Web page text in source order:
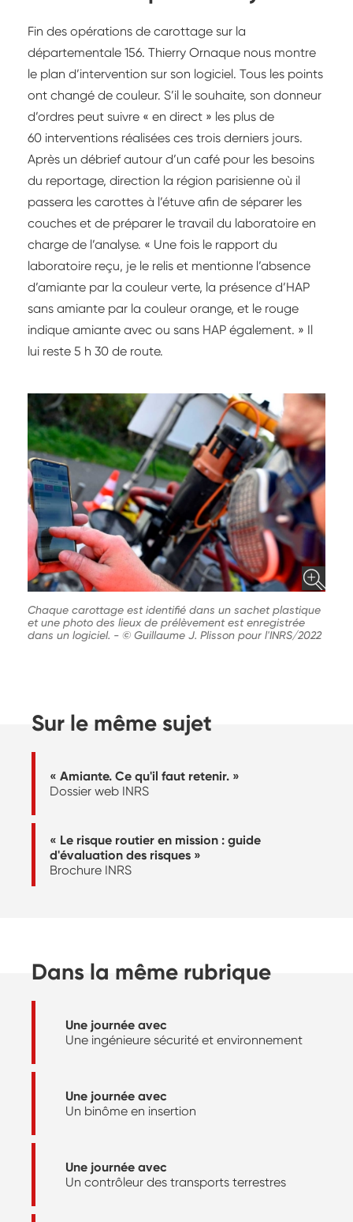
Fin des opérations de carottage sur la
départementale 156. Thierry Ornaque nous montre
le plan d’intervention sur son logiciel. Tous les points
ont changé de couleur. S’il le souhaite, son donneur
d’ordres peut suivre « en direct » les plus de
60 interventions réalisées ces trois derniers jours.
Après un débrief autour d’un café pour les besoins
du reportage, direction la région parisienne où il
passera les carottes à l’étuve afin de séparer les
couches et de préparer le travail du laboratoire en
charge de l’analyse. « Une fois le rapport du
laboratoire reçu, je le relis et mentionne l’absence
d’amiante par la couleur verte, la présence d’HAP
sans amiante par la couleur orange, et le rouge
indique amiante avec ou sans HAP également. » Il
lui reste 5 h 30 de route.
Chaque carottage est identifié dans un sachet plastique
et une photo des lieux de prélèvement est enregistrée
dans un logiciel. - © Guillaume J. Plisson pour l'INRS/2022
Sur le même sujet
« Amiante. Ce qu'il faut retenir. »
Dossier web INRS
« Le risque routier en mission : guide
d'évaluation des risques »
Brochure INRS
Dans la même rubrique
Une journée avec
Une ingénieure sécurité et environnement
Une journée avec
Un binôme en insertion
Une journée avec
Un contrôleur des transports terrestres